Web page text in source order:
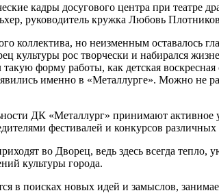
кадры досугового центра при театре
руководитель кружка Любовь
коллектива, но неизменным оставалось
культуры рос творчески и набирался
форму работы, как детская
именно в «Металлурге». Можно не
ДК «Металлург» принимают
фестивалей и конкурсов
во Дворец, ведь здесь всегда
культуры города.
в поисках новых идей и замыслов,